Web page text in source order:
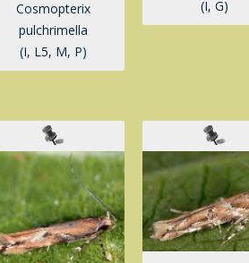
Cosmopterix
pulchrimella
(I, L5, M, P)
(I, G)